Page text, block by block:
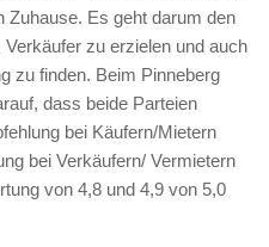
Zuhause. Es geht darum den
zu erzielen und auch
zu finden. Beim Pinneberg
dass beide Parteien
bei Käufern/Mietern
bei Verkäufern/ Vermietern
von 4,8 und 4,9 von 5,0